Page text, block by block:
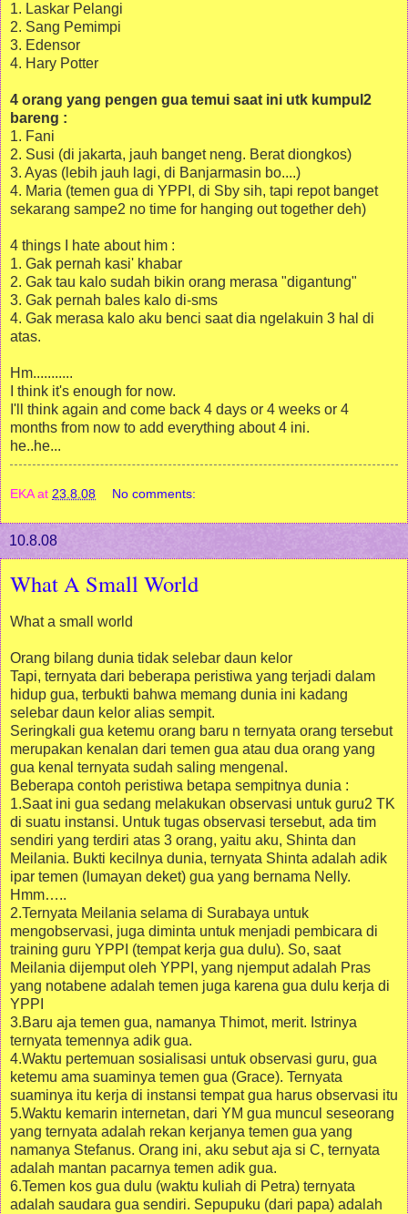
1. Laskar Pelangi
2. Sang Pemimpi
3. Edensor
4. Hary Potter
4 orang yang pengen gua temui saat ini utk kumpul2
bareng :
1. Fani
2. Susi (di jakarta, jauh banget neng. Berat diongkos)
3. Ayas (lebih jauh lagi, di Banjarmasin bo....)
4. Maria (temen gua di YPPI, di Sby sih, tapi repot banget
sekarang sampe2 no time for hanging out together deh)
4 things I hate about him :
1. Gak pernah kasi' khabar
2. Gak tau kalo sudah bikin orang merasa "digantung"
3. Gak pernah bales kalo di-sms
4. Gak merasa kalo aku benci saat dia ngelakuin 3 hal di
atas.
Hm...........
I think it's enough for now.
I'll think again and come back 4 days or 4 weeks or 4
months from now to add everything about 4 ini.
he..he...
EKA at 23.8.08 No comments:
10.8.08
What A Small World
What a small world
Orang bilang dunia tidak selebar daun kelor
Tapi, ternyata dari beberapa peristiwa yang terjadi dalam
hidup gua, terbukti bahwa memang dunia ini kadang
selebar daun kelor alias sempit.
Seringkali gua ketemu orang baru n ternyata orang tersebut
merupakan kenalan dari temen gua atau dua orang yang
gua kenal ternyata sudah saling mengenal.
Beberapa contoh peristiwa betapa sempitnya dunia :
1.Saat ini gua sedang melakukan observasi untuk guru2 TK
di suatu instansi. Untuk tugas observasi tersebut, ada tim
sendiri yang terdiri atas 3 orang, yaitu aku, Shinta dan
Meilania. Bukti kecilnya dunia, ternyata Shinta adalah adik
ipar temen (lumayan deket) gua yang bernama Nelly.
Hmm…..
2.Ternyata Meilania selama di Surabaya untuk
mengobservasi, juga diminta untuk menjadi pembicara di
training guru YPPI (tempat kerja gua dulu). So, saat
Meilania dijemput oleh YPPI, yang njemput adalah Pras
yang notabene adalah temen juga karena gua dulu kerja di
YPPI
3.Baru aja temen gua, namanya Thimot, merit. Istrinya
ternyata temennya adik gua.
4.Waktu pertemuan sosialisasi untuk observasi guru, gua
ketemu ama suaminya temen gua (Grace). Ternyata
suaminya itu kerja di instansi tempat gua harus observasi itu
5.Waktu kemarin internetan, dari YM gua muncul seseorang
yang ternyata adalah rekan kerjanya temen gua yang
namanya Stefanus. Orang ini, aku sebut aja si C, ternyata
adalah mantan pacarnya temen adik gua.
6.Temen kos gua dulu (waktu kuliah di Petra) ternyata
adalah saudara gua sendiri. Sepupuku (dari papa) adalah